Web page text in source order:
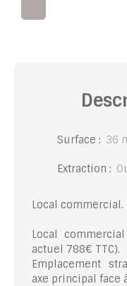
Surface : 36
Extraction :
Local
Local
actuel 788€ TTC).
Emplacement
axe principal face